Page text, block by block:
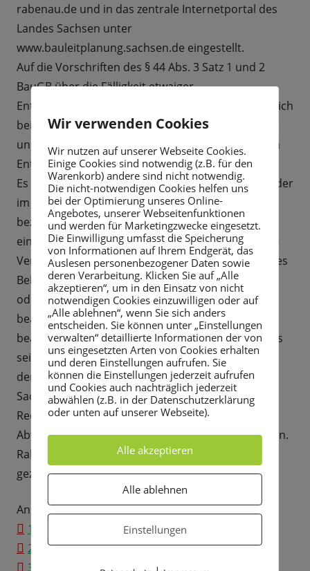
rabenau.de und in das zentrale Internetportal des
Landes Sachsen unter
www.bauleitplanung.sachsen.de eingestellt.
Auf die Vorschriften des § 44 Abs. 3 Satz 1 und 2
BauGB über die Fälligkeit etwaiger
Entschädigungsansprüche, deren Leistung schriftlich
beim Entschädigungspflichtigen zu beantragen ist,
und des § 44 Abs. 4 BauGB über das Erlöschen von
Entschädigungsansprüchen wird hingewiesen.
Es wird darauf hingewiesen, dass eine Verletzung der
im § 214 Abs. 1 Satz 1 Nr. 1-3 des BauGB
bezeichneten Verfahrens- und Formvorschriften,
eine Berücksichtigung des § 214 Abs. 2 beachtliche
Verletzung der Vorschriften über das Verhältnis des
Bebauungsplans und des Flächennutzungsplans
oder aber nach § 214 Abs. 3 Satz 2 BauGB
beachtlicher Mangel des Abwägungsvorgangs nur
beachtlich werden, wenn sie innerhalb eines Jahres
seit dieser Bekanntmachung schriftlich gegenüber
der Stadt geltend gemacht worden sind. Der
Sachverhalt, der die Verletzung von
Rechtsvorschriften oder den Mangel des
Abwägungsvorgangs begründen soll, ist darzulegen.
Rabenau, 10.12.2019
gez. Paul
Anlagen:
1 Planteil A Satzung
2 Teil B Festsetzungen 10-2019 - Satzung
3 Begründung 10-2019
Wir verwenden Cookies
Wir nutzen auf unserer Webseite Cookies.
Einige Cookies sind notwendig (z.B. für den
Warenkorb) andere sind nicht notwendig.
Die nicht-notwendigen Cookies helfen uns
bei der Optimierung unseres Online-
Angebotes, unserer Webseitenfunktionen
und werden für Marketingzwecke eingesetzt.
Die Einwilligung umfasst die Speicherung
von Informationen auf Ihrem Endgerät, das
Auslesen personenbezogener Daten sowie
deren Verarbeitung. Klicken Sie auf „Alle
akzeptieren“, um in den Einsatz von nicht
notwendigen Cookies einzuwilligen oder auf
„Alle ablehnen“, wenn Sie sich anders
entscheiden. Sie können unter „Einstellungen
verwalten“ detaillierte Informationen der von
uns eingesetzten Arten von Cookies erhalten
und deren Einstellungen aufrufen. Sie
können die Einstellungen jederzeit aufrufen
und Cookies auch nachträglich jederzeit
abwählen (z.B. in der Datenschutzerklärung
oder unten auf unserer Webseite).
Alle akzeptieren
Alle ablehnen
Einstellungen